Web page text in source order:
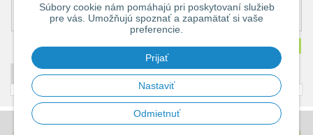
Súbory cookie nám pomáhajú pri poskytovaní služieb
pre vás. Umožňujú spoznať a zapamätať si vaše
preferencie.
Prijať
Nastaviť
Odmietnuť
Cena s DPH
21,77 €
Dostupnosť:
Na objednávku
Množstvo ks
DETAILNÝ POPIS
© 2026 Stavebniny - DUMA • spoločnosti